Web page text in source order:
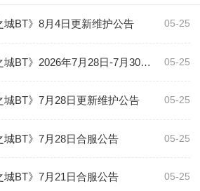
城BT》8月4日更新维护公告 05-25
1K2K《新梦幻之城BT》2026年7月28日-7月30日充值活动 05-25
城BT》7月28日更新维护公告 05-25
城BT》7月28日合服公告 05-25
城BT》7月21日合服公告 05-25